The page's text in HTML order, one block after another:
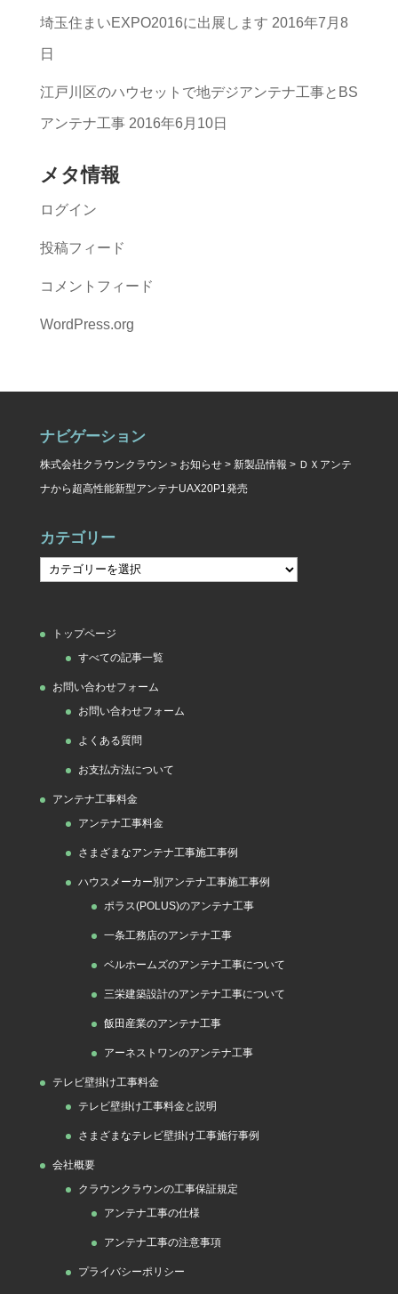
埼玉住まいEXPO2016に出展します 2016年7月8
日
江戸川区のハウセットで地デジアンテナ工事とBS
アンテナ工事 2016年6月10日
メタ情報
ログイン
投稿フィード
コメントフィード
WordPress.org
ナビゲーション
株式会社クラウンクラウン > お知らせ> 新製品情報 > ＤＸアンテ
ナから超高性能新型アンテナUAX20P1発売
カテゴリー
リ
トップページ
すべての記事一覧
お問い合わせフォーム
お問い合わせフォーム
よくある質問
お支払方法について
アンテナ工事料金
アンテナ工事料金
さまざまなアンテナ工事施工事例
ハウスメーカー別アンテナ工事施工事例
ポラス(POLUS)のアンテナ工事
一条工務店のアンテナ工事
ベルホームズのアンテナ工事について
三栄建築設計のアンテナ工事について
飯田産業のアンテナ工事
アーネストワンのアンテナ工事
テレビ壁掛け工事料金
テレビ壁掛け工事料金と説明
さまざまなテレビ壁掛け工事施行事例
会社概要
クラウンクラウンの工事保証規定
アンテナ工事の仕様
アンテナ工事の注意事項
プライバシーポリシー